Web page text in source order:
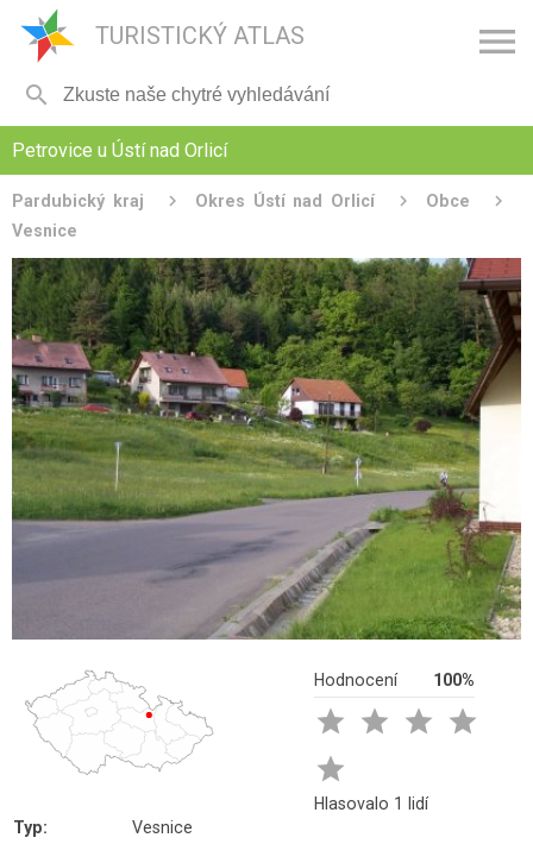
TURISTICKÝ ATLAS 

Petrovice u Ústí nad Orlicí
Pardubický kraj Okres Ústí nad Orlicí
Obce
Vesnice
Hodnocení 100%
   

Hlasovalo 1 lidí
Typ:
Vesnice